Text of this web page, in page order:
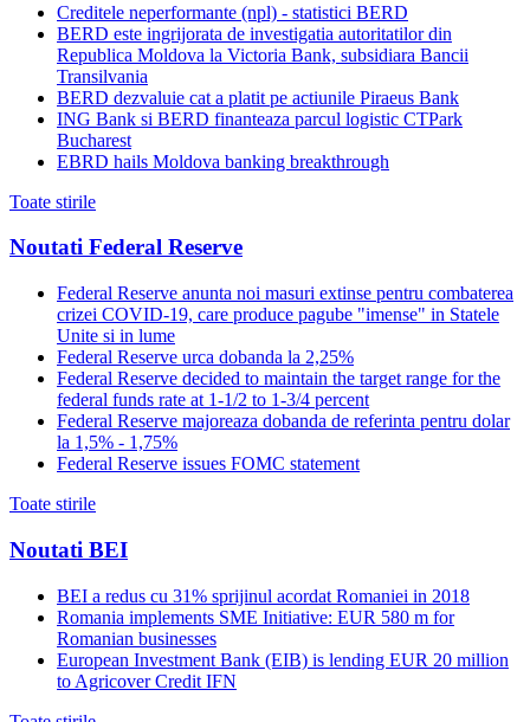
Creditele neperformante (npl) - statistici BERD
BERD este ingrijorata de investigatia autoritatilor din
Republica Moldova la Victoria Bank, subsidiara Bancii
Transilvania
BERD dezvaluie cat a platit pe actiunile Piraeus Bank
ING Bank si BERD finanteaza parcul logistic CTPark
Bucharest
EBRD hails Moldova banking breakthrough
Toate stirile
Noutati Federal Reserve
Federal Reserve anunta noi masuri extinse pentru combaterea
crizei COVID-19, care produce pagube "imense" in Statele
Unite si in lume
Federal Reserve urca dobanda la 2,25%
Federal Reserve decided to maintain the target range for the
federal funds rate at 1-1/2 to 1-3/4 percent
Federal Reserve majoreaza dobanda de referinta pentru dolar
la 1,5% - 1,75%
Federal Reserve issues FOMC statement
Toate stirile
Noutati BEI
BEI a redus cu 31% sprijinul acordat Romaniei in 2018
Romania implements SME Initiative: EUR 580 m for
Romanian businesses
European Investment Bank (EIB) is lending EUR 20 million
to Agricover Credit IFN